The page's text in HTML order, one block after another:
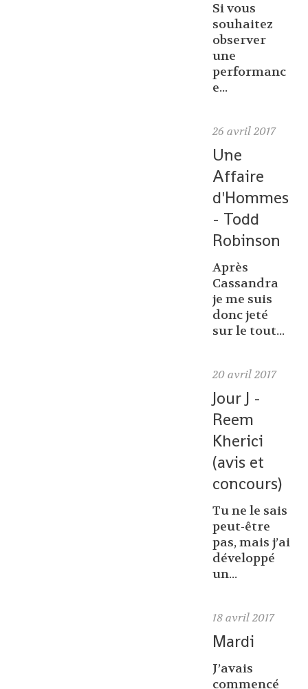
Si vous
souhaitez
observer
une
performanc
e...
26 avril 2017
Une
Affaire
d'Hommes
- Todd
Robinson
Après
Cassandra
je me suis
donc jeté
sur le tout...
20 avril 2017
Jour J -
Reem
Kherici
(avis et
concours)
Tu ne le sais
peut-être
pas, mais j’ai
développé
un...
18 avril 2017
Mardi
J’avais
commencé